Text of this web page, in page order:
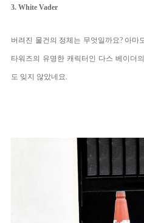
3. White Vader
버려진 물건의 정체는 무엇일까요? 아마
타워즈의 유명한 캐릭터인 다스 베이더
도 잊지 않았네요.